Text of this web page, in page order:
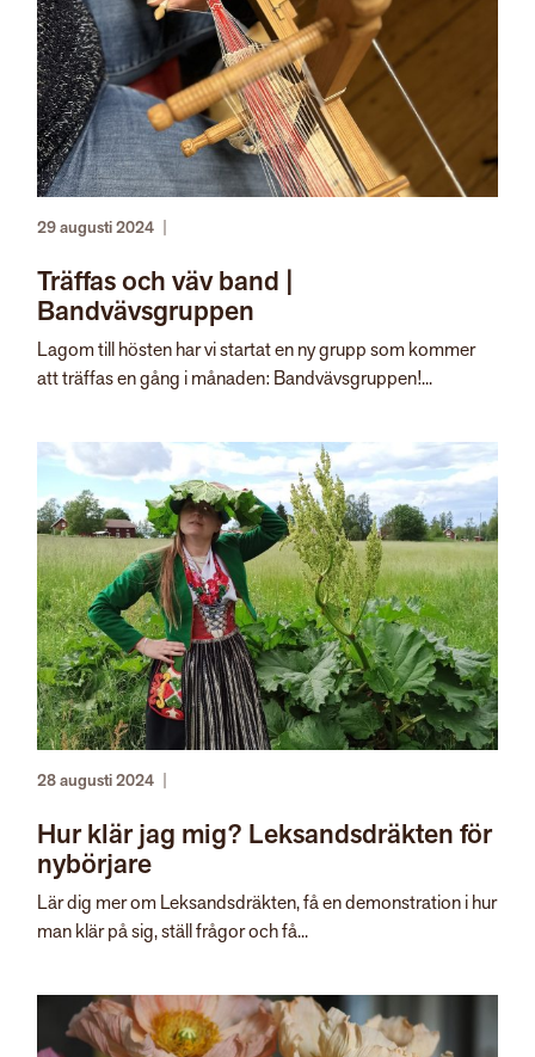
29 augusti 2024
Träffas och väv band |
Bandvävsgruppen
Lagom till hösten har vi startat en ny grupp som kommer
att träffas en gång i månaden: Bandvävsgruppen!...
28 augusti 2024
Hur klär jag mig? Leksandsdräkten för
nybörjare
Lär dig mer om Leksandsdräkten, få en demonstration i hur
man klär på sig, ställ frågor och få...